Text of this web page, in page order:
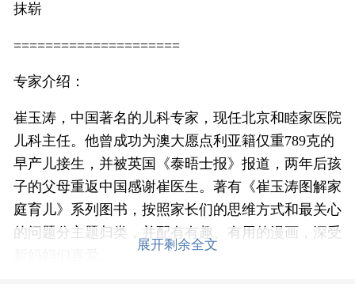
抹崭
=====================
专家介绍：
崔玉涛，中国著名的儿科专家，现任北京和睦家医院
儿科主任。他曾成功为澳大愿点利亚籍仅重789克的
早产儿接生，并被英国《泰晤士报》报道，两年后孩
子的父母重返中国感谢崔医生。著有《崔玉涛图解家
庭育儿》系列图书，按照家长们的思维方式和最关心
的问题分主题归类，并配有有趣、有用的漫画，深受
展开剩余全文